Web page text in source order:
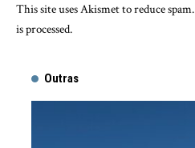
This site uses Akismet to reduce spam.
is processed.
Outras